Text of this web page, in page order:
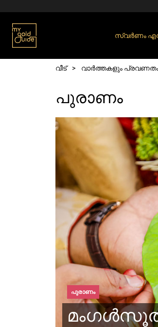
സ്വർണം
Breadcrumb
വീട് വാർത്തകളും
പുരാണം
പുരാണം